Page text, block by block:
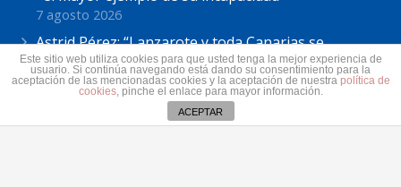
7 agosto 2026
Astrid Pérez: “Lanzarote y toda Canarias se
solidariza con Ceuta: España no puede seguir sin
una política migratoria de Estado”
31 julio 2026
Este sitio web utiliza cookies para que usted tenga la mejor experiencia de
usuario. Si continúa navegando está dando su consentimiento para la
aceptación de las mencionadas cookies y la aceptación de nuestra política de
cookies, pinche el enlace para mayor información.
ACEPTAR